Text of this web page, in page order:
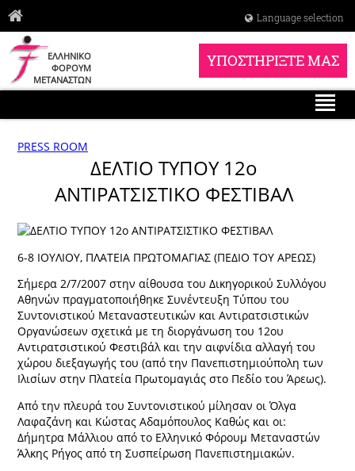
Language selection
ΕΛΛΗΝΙΚΟ
ΦΟΡΟΥΜ
ΜΕΤΑΝΑΣΤΩΝ
ΥΠΟΣΤΗΡΙΞΤΕ ΜΑΣ
PRESS ROOM
ΔΕΛΤΙΟ ΤΥΠΟΥ 12ο
ΑΝΤΙΡΑΤΣΙΣΤΙΚΟ ΦΕΣΤΙΒΑΛ
6-8 ΙΟΥΛΙΟΥ, ΠΛΑΤΕΙΑ ΠΡΩΤΟΜΑΓΙΑΣ (ΠΕΔΙΟ ΤΟΥ ΑΡΕΩΣ)
Σήμερα 2/7/2007 στην αίθουσα του Δικηγορικού Συλλόγου
Αθηνών πραγματοποιήθηκε Συνέντευξη Τύπου του
Συντονιστικού Μεταναστευτικών και Αντιρατσιστικών
Οργανώσεων σχετικά με τη διοργάνωση του 12ου
Αντιρατσιστικού Φεστιβάλ και την αιφνίδια αλλαγή του
χώρου διεξαγωγής του (από την Πανεπιστημιούπολη των
Ιλισίων στην Πλατεία Πρωτομαγιάς στο Πεδίο του Άρεως).
Από την πλευρά του Συντονιστικού μίλησαν οι Όλγα
Λαφαζάνη και Κώστας Αδαμόπουλος Καθώς και οι:
Δήμητρα Μάλλιου από το Ελληνικό Φόρουμ Μεταναστών
Άλκης Ρήγος από τη Συσπείρωση Πανεπιστημιακών.